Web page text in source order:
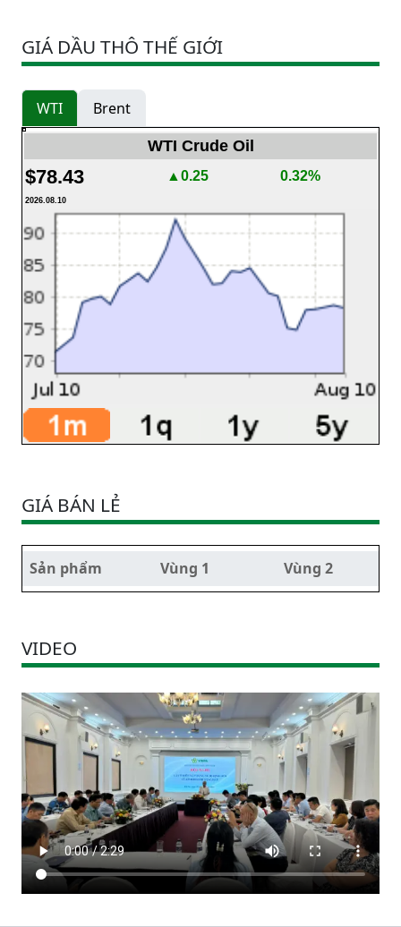
GIÁ DẦU THÔ THẾ GIỚI
WTI Brent
WTI Crude Oil
$78.43 ▲0.25 0.32%
2026.08.10
GIÁ BÁN LẺ
Sản phẩm Vùng 1 Vùng 2
VIDEO